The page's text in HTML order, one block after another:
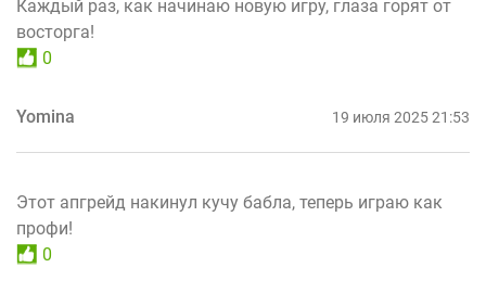
Каждый раз, как начинаю новую игру, глаза горят от
восторга!
0
Yomina 19 июля 2025 21:53
Этот апгрейд накинул кучу бабла, теперь играю как
профи!
0